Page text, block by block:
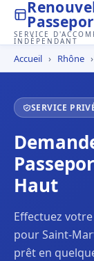
SERVICE
INDÉPENDANT
Accueil › Rhône ›
SERVICE
Haut
Effectuez
pour Saint-
prêt en